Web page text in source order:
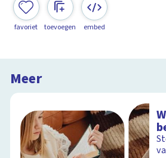
favoriet toevoegen embed
Meer